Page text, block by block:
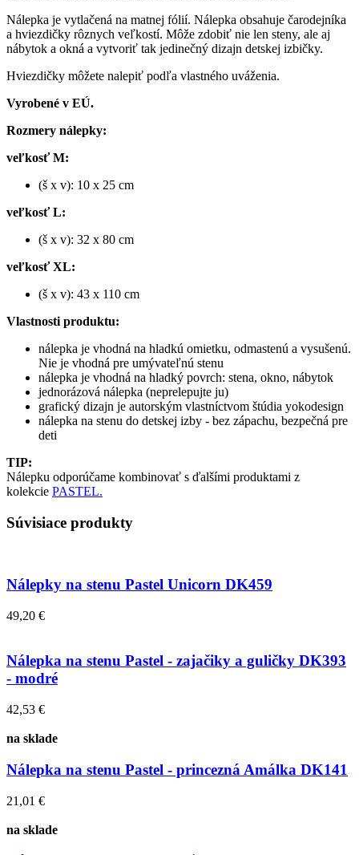
Nálepka je vytlačená na matnej fólií. Nálepka obsahuje čarodejníka
a hviezdičky rôznych veľkostí. Môže zdobiť nie len steny, ale aj
nábytok a okná a vytvoriť tak jedinečný dizajn detskej izbičky.
Hviezdičky môžete nalepiť podľa vlastného uváženia.
Vyrobené v EÚ.
Rozmery nálepky:
veľkosť M:
(š x v): 10 x 25 cm
veľkosť L:
(š x v): 32 x 80 cm
veľkosť XL:
(š x v): 43 x 110 cm
Vlastnosti produktu:
nálepka je vhodná na hladkú omietku, odmastenú a vysušenú.
Nie je vhodná pre umývateľnú stenu
nálepka je vhodná na hladký povrch: stena, okno, nábytok
jednorázová nálepka (neprelepujte ju)
grafický dizajn je autorským vlastníctvom štúdia yokodesign
nálepka na stenu do detskej izby - bez zápachu, bezpečná pre
deti
TIP:
Nálepku odporúčame kombinovať s ďalšími produktami z
kolekcie PASTEL.
Súvisiace produkty
Nálepky na stenu Pastel Unicorn DK459
49,20 €
Nálepka na stenu Pastel - zajačiky a guličky DK393
- modré
42,53 €
na sklade
Nálepka na stenu Pastel - princezná Amálka DK141
21,01 €
na sklade